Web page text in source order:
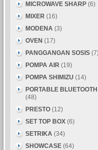
MICROWAVE SHARP (6)
MIXER (16)
MODENA (3)
OVEN (17)
PANGGANGAN SOSIS
POMPA AIR (19)
POMPA SHIMIZU (14)
PORTABLE
(48)
PRESTO (12)
SET TOP BOX (6)
SETRIKA (34)
SHOWCASE (64)